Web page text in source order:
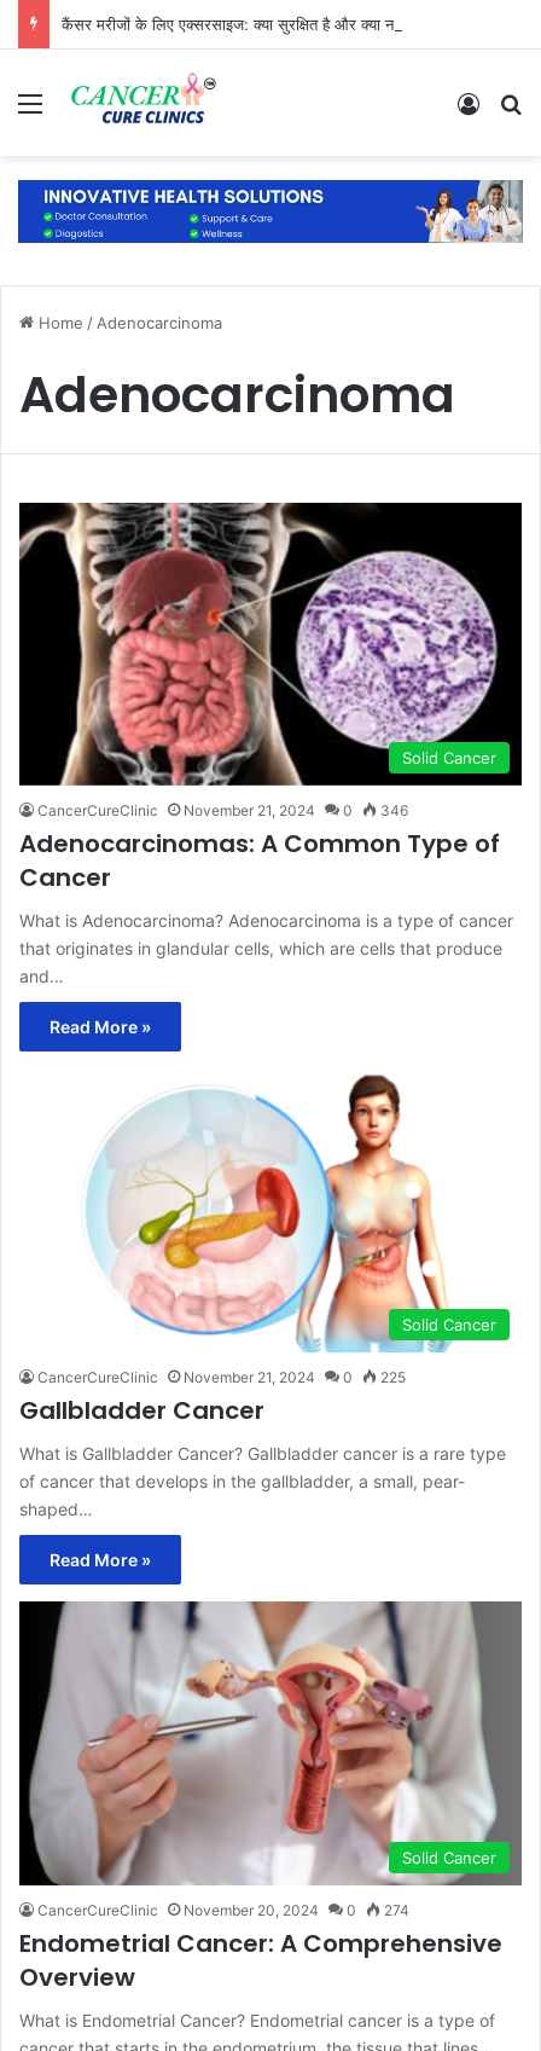
कैंसर मरीजों के लिए एक्सरसाइज: क्या सुरक्षित है और क्या नहीं?
Menu Log In
Home / Adenocarcinoma
Adenocarcinoma
Solid Cancer
CancerCureClinic November 21, 2024 0 346
Adenocarcinomas: A Common Type of
Cancer
What is Adenocarcinoma? Adenocarcinoma is a type of cancer
that originates in glandular cells, which are cells that produce
and…
Read More »
Solid Cancer
CancerCureClinic November 21, 2024 0 225
Gallbladder Cancer
What is Gallbladder Cancer? Gallbladder cancer is a rare type
of cancer that develops in the gallbladder, a small, pear-
shaped…
Read More »
Solid Cancer
CancerCureClinic November 20, 2024 0 274
Endometrial Cancer: A Comprehensive
Overview
What is Endometrial Cancer? Endometrial cancer is a type of